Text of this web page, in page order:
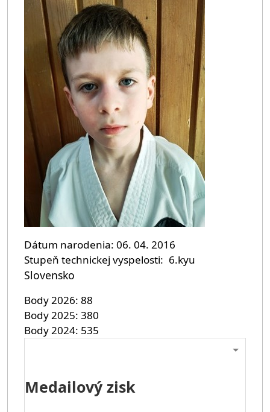
Dátum narodenia 06. 04. 2016
Stupeň technickej vyspelosti
6.kyu
Slovensko
Body 2026 88
Body 2025 380
Body 2024 535
Medailový zisk